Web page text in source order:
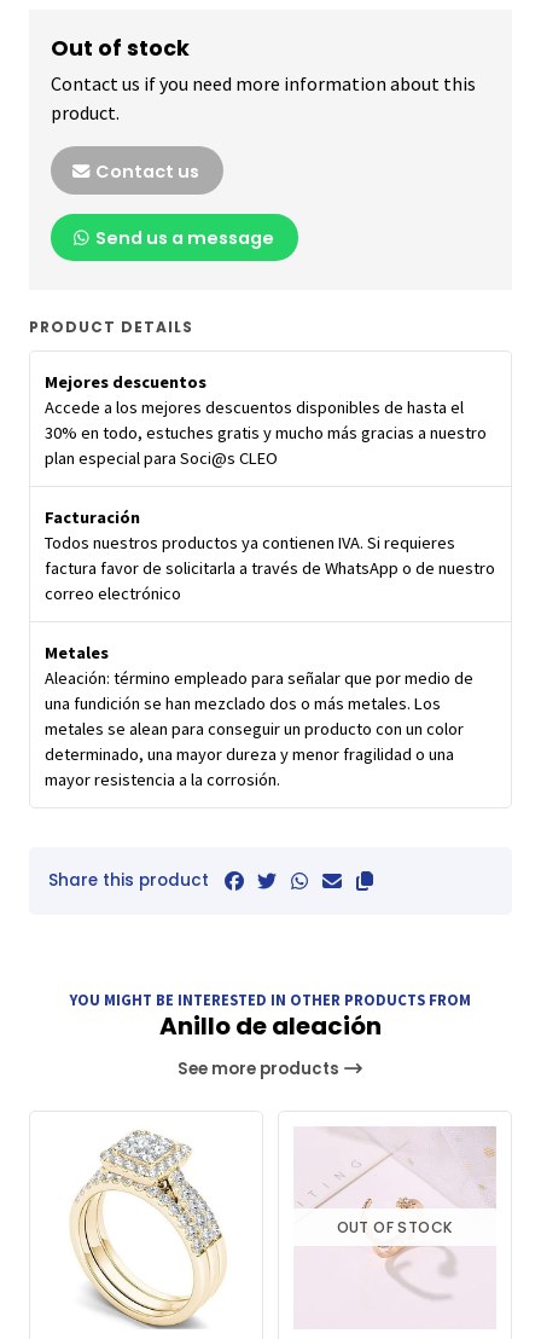
Out of stock
Contact us if you need more information about this
product.
Contact us
Send us a message
PRODUCT DETAILS
Mejores descuentos
Accede a los mejores descuentos disponibles de hasta el
30% en todo, estuches gratis y mucho más gracias a nuestro
plan especial para Soci@s CLEO
Facturación
Todos nuestros productos ya contienen IVA. Si requieres
factura favor de solicitarla a través de WhatsApp o de nuestro
correo electrónico
Metales
Aleación: término empleado para señalar que por medio de
una fundición se han mezclado dos o más metales. Los
metales se alean para conseguir un producto con un color
determinado, una mayor dureza y menor fragilidad o una
mayor resistencia a la corrosión.
Share this product
YOU MIGHT BE INTERESTED IN OTHER PRODUCTS FROM
Anillo de aleación
See more products
OUT OF STOCK